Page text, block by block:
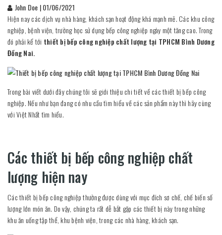
John Doe |01/06/2021
Hiện nay các dịch vụ nhà hàng, khách sạn hoạt động khá mạnh mẽ. Các khu công
nghiệp, bệnh viện, trường học sử dụng bếp công nghiệp ngày một tăng cao. Trong
đó phải kể tới thiết bị bếp công nghiệp chất lượng tại TPHCM Bình Dương
Đồng Nai.
Trong bài viết dưới đây chúng tôi sẽ giới thiệu chi tiết về các thiết bị bếp công
nghiệp. Nếu như bạn đang có nhu cầu tìm hiểu về các sản phẩm này thì hãy cùng
với Việt Nhất tìm hiểu.
Các thiết bị bếp công nghiệp chất
lượng hiện nay
Các thiết bị bếp công nghiệp thường được dùng với mục đích sơ chế, chế biến số
lượng lớn món ăn. Do vậy, chúng ta rất dễ bắt gặp các thiết bị này trong những
khu ăn uống tập thể, khu bệnh viện, trong các nhà hàng, khách sạn.